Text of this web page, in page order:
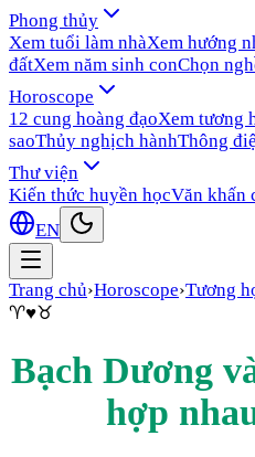
Phong thủy
Xem tuổi làm nhàXem hướng
đấtXem năm sinh conChọn
Horoscope
12 cung hoàng đạoXem tương
saoThủy nghịch hànhThông
Thư viện
Kiến thức huyền họcVăn khấn
EN
Trang chủ›Horoscope›Tương
♈♥♉
Bạch Dương
hợp